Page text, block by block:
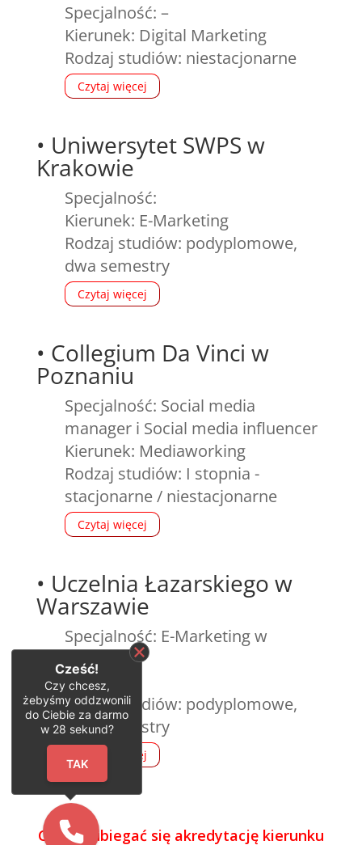
Specjalność: –
Kierunek: Digital Marketing
Rodzaj studiów: niestacjonarne
Czytaj więcej
• Uniwersytet SWPS w
Krakowie
Specjalność:
Kierunek: E-Marketing
Rodzaj studiów: podyplomowe,
dwa semestry
Czytaj więcej
• Collegium Da Vinci w
Poznaniu
Specjalność: Social media
manager i Social media influencer
Kierunek: Mediaworking
Rodzaj studiów: I stopnia -
stacjonarne / niestacjonarne
Czytaj więcej
• Uczelnia Łazarskiego w
Warszawie
Specjalność: E-Marketing w
praktyce
Kierunek:
Rodzaj studiów: podyplomowe,
dwa semestry
Czytaj więcej
Chcesz ubiegać się akredytację kierunku
Cześć!
Czy chcesz,
żebyśmy oddzwonili
do Ciebie za darmo
w 28 sekund?
TAK